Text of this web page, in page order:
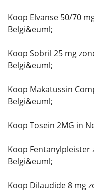
Koop Elvanse 50/70
Belgi&euml;
Koop Sobril 25 mg
Belgi&euml;
Koop Makatussin
Belgi&euml;
Koop Tosein 2MG in
Koop
Belgi&euml;
Koop Dilaudide 8 mg